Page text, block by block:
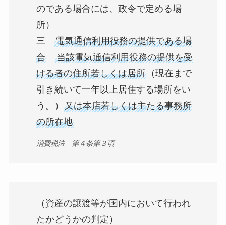
のである場合には、政令で定める場
所）
三 電気通信利用役務の提供である場
合
当該電気通信利用役務の提供を受
ける者の住所若しくは居所（現在まで
引き続いて一年以上居住する場所をい
う。） 又は本店若しくは主たる事務所
の所在地
消費税法 第４条第３項
（資産の譲渡等が国内において行われ
たかどうかの判定）